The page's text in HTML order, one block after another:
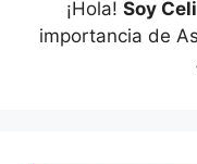
¡Hola! Soy
importancia de